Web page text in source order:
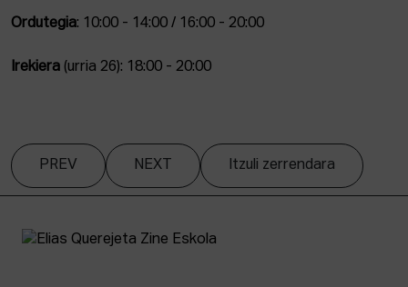
Ordutegia: 10:00 - 14:00 / 16:00 - 20:00
Irekiera (urria 26): 18:00 - 20:00
PREV NEXT Itzuli zerrendara